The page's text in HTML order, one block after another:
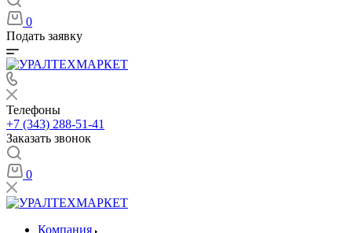
0
Подать заявку
Телефоны
+7 (343) 288-51-41
Заказать звонок
0
Компания